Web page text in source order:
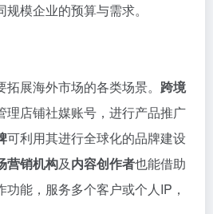
模企业的预算与需求。
展海外市场的各类场景。 跨境
理店铺社媒账号，进行产品推广
可利用其进行全球化的品牌建设
营销机构及内容创作者也能借助
能，服务多个客户或个人IP，